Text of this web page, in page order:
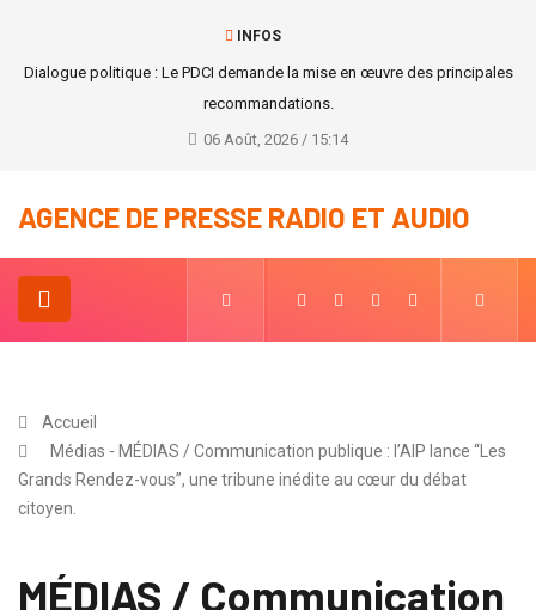
INFOS
Dialogue politique : Le PDCI demande la mise en œuvre des principales
recommandations.
06 Août, 2026 / 15:14
AGENCE DE PRESSE RADIO ET AUDIO
Accueil
Médias - MÉDIAS / Communication publique : l’AIP lance “Les
Grands Rendez-vous”, une tribune inédite au cœur du débat
citoyen.
MÉDIAS / Communication